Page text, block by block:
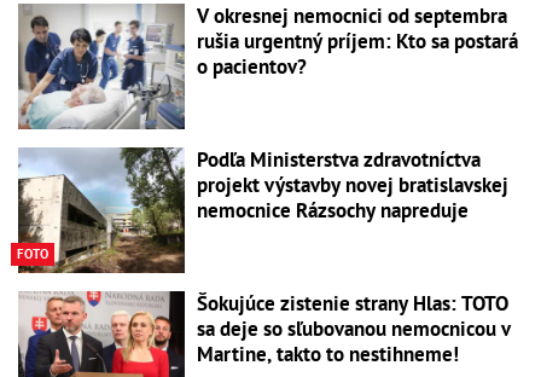
V okresnej nemocnici od septembra
rušia urgentný príjem: Kto sa postará
o pacientov?
FOTO
Podľa Ministerstva zdravotníctva
projekt výstavby novej bratislavskej
nemocnice Rázsochy napreduje
Šokujúce zistenie strany Hlas: TOTO
sa deje so sľubovanou nemocnicou v
Martine, takto to nestihneme!